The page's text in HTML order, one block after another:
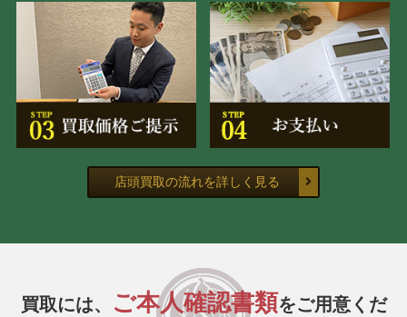
店頭買取の流れを詳しく見る
買取には、 ご本人確認書類をご用意くだ